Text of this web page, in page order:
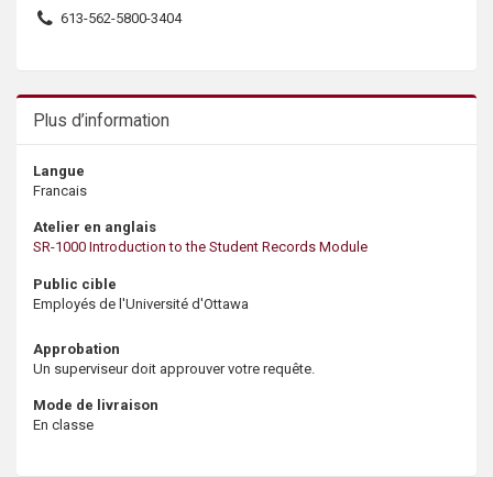
613-562-5800-3404
Plus d’information
Langue
Francais
Atelier en anglais
SR-1000 Introduction to the Student Records Module
Public cible
Employés de l'Université d'Ottawa
Approbation
Un superviseur doit approuver votre requête.
Mode de livraison
En classe